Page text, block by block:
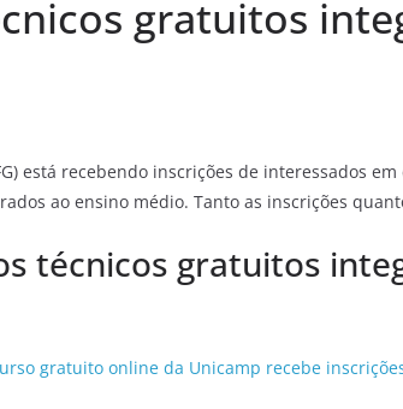
gratuitos
está recebendo inscrições de interessados
ao ensino médio. Tanto as inscrições
técnicos gratuitos
gratuito online da Unicamp recebe